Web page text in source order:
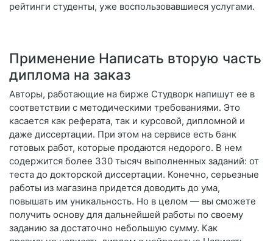
рейтинги студенты, уже воспользовавшиеся услугами.
Применение Написать вторую часть
диплома на заказ
Авторы, работающие на бирже Студворк напишут ее в
соответствии с методическими требованиями. Это
касается как реферата, так и курсовой, дипломной и
даже диссертации. При этом на сервисе есть банк
готовых работ, которые продаются недорого. В нем
содержится более 330 тысяч выполненных заданий: от
теста до докторской диссертации. Конечно, серьезные
работы из магазина придется доводить до ума,
повышать им уникальность. Но в целом — вы сможете
получить основу для дальнейшей работы по своему
заданию за достаточно небольшую сумму. Как